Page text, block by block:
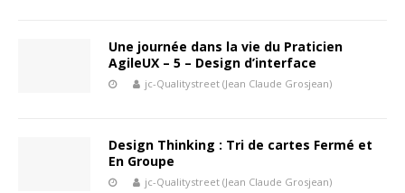
Une journée dans la vie du Praticien
AgileUX – 5 – Design d’interface
jc-Qualitystreet (Jean Claude Grosjean)
Design Thinking : Tri de cartes Fermé et
En Groupe
jc-Qualitystreet (Jean Claude Grosjean)